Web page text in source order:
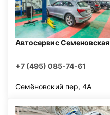
Автосервис Семеновская
+7 (495) 085-74-61
Семёновский пер, 4А